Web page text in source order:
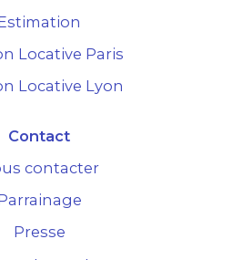
Locative Paris
Locative Lyon
Contact
contacter
Presse